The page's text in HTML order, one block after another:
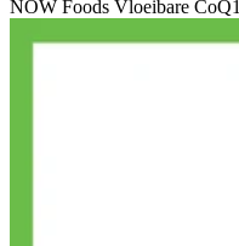
NOW Foods Vloeibare